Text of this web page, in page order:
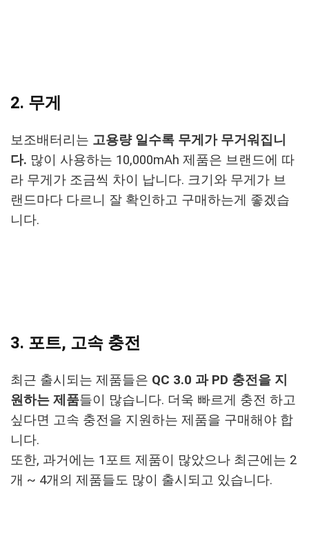
2. 무게
보조배터리는 고용량 일수록 무게가 무거워집니
다. 많이 사용하는 10,000mAh 제품은 브랜드에 따
라 무게가 조금씩 차이 납니다. 크기와 무게가 브
랜드마다 다르니 잘 확인하고 구매하는게 좋겠습
니다.
3. 포트, 고속 충전
최근 출시되는 제품들은 QC 3.0 과 PD 충전을 지
원하는 제품들이 많습니다. 더욱 빠르게 충전 하고
싶다면 고속 충전을 지원하는 제품을 구매해야 합
니다.
또한, 과거에는 1포트 제품이 많았으나 최근에는 2
개 ~ 4개의 제품들도 많이 출시되고 있습니다.